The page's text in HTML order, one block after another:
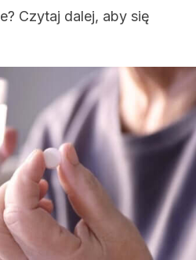
Czytaj dalej, aby się